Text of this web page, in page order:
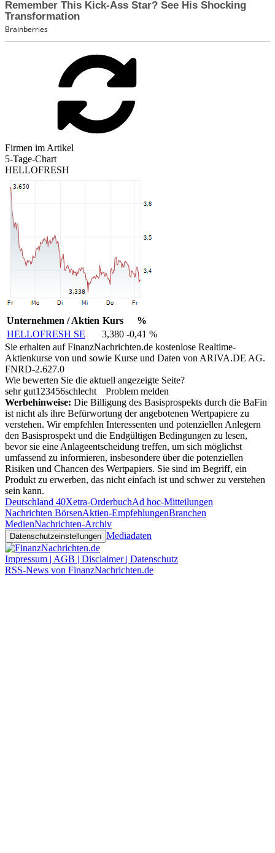
Firmen im Artikel
5-Tage-Chart
HELLOFRESH
Unternehmen / Aktien Kurs
%
HELLOFRESH SE
3,380 -0,41 %
Sie erhalten auf FinanzNachrichten.de kostenlose Realtime-
Aktienkurse von und sowie Kurse und Daten von ARIVA.DE AG.
FNRD-2.627.0
Wie bewerten Sie die aktuell angezeigte Seite?
sehr gut1 23456schlecht
Problem melden
Werbehinweise: Die Billigung des Basisprospekts durch die BaFin
ist nicht als ihre Befürwortung der angebotenen Wertpapiere zu
verstehen. Wir empfehlen Interessenten und potenziellen Anlegern
den Basisprospekt und die Endgültigen Bedingungen zu lesen,
bevor sie eine Anlageentscheidung treffen, um sich möglichst
umfassend zu informieren, insbesondere über die potenziellen
Risiken und Chancen des Wertpapiers. Sie sind im Begriff, ein
Produkt zu erwerben, das nicht einfach ist und schwer zu verstehen
sein kann.
Deutschland 40Xetra-OrderbuchAd hoc-Mitteilungen
Nachrichten BörsenAktien-EmpfehlungenBranchen
MedienNachrichten-Archiv
Datenschutzeinstellungen Mediadaten
Impressum | AGB | Disclaimer | Datenschutz
RSS-News von FinanzNachrichten.de